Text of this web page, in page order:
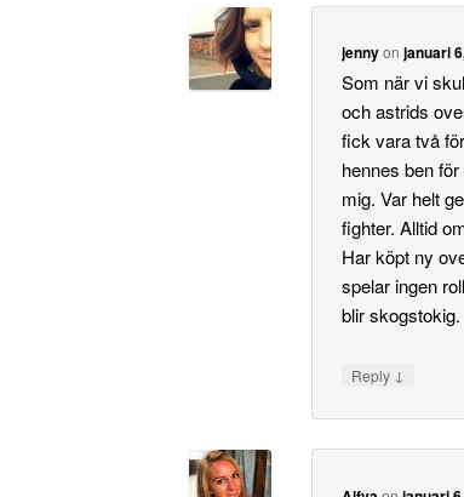
jennyonjanuari
Som när vi
och astrids
fick vara två
hennes ben
mig. Var helt
fighter. Alltid
Har köpt ny
spelar ingen
blir skogstokig.
Reply ↓